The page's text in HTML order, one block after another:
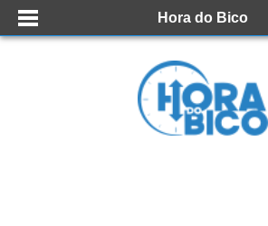
Hora do Bico